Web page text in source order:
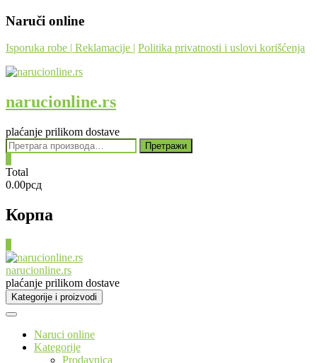
Skip
content
Naruči online
Isporuka robe | Reklamacije | Politika privatnosti i uslovi korišćenja
narucionline.rs
plaćanje prilikom dostave
Претрага
за:
Претражи
Total
0.00рсд
Корпа
narucionline.rs
plaćanje prilikom dostave
Kategorije i proizvodi
Naruci online
Kategorije
Prodavnica